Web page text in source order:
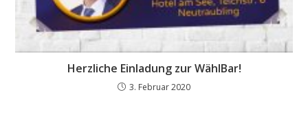
Herzliche Einladung zur WählBar!
3. Februar 2020